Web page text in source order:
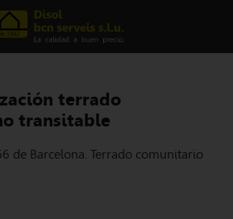
terrado
transitable
de Barcelona. Terrado comunitario